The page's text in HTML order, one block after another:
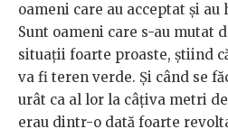
oameni care au acceptat și
Sunt oameni care s-au mutat
situații foarte proaste, știind
va fi teren verde. Și când se
urât ca al lor la câțiva metri
erau dintr-o dată foarte